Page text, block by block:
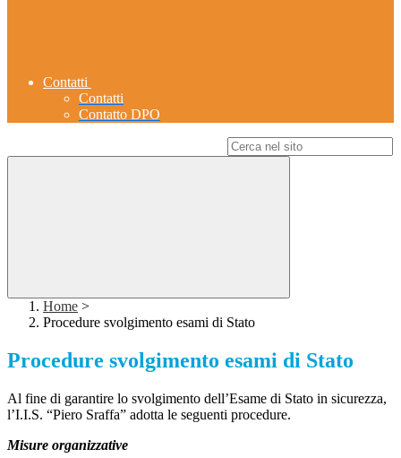
Contatti
Contatti
Contatto DPO
Home >
Procedure svolgimento esami di Stato
Procedure svolgimento esami di Stato
Al fine di garantire lo svolgimento dell’Esame di Stato in sicurezza,
l’I.I.S. “Piero Sraffa” adotta le seguenti procedure.
Misure organizzative